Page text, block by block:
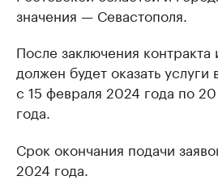
значения — Севастополя.
После заключения контракта
должен будет оказать
с 15 февраля 2024 года по
года.
Срок окончания подачи
2024 года.